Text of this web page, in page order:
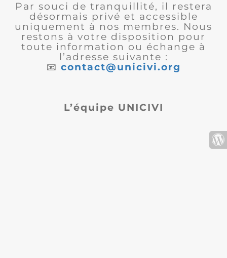
Par souci de tranquillité, il restera
désormais privé et accessible
uniquement à nos membres. Nous
restons à votre disposition pour
toute information ou échange à
l’adresse suivante :
📧 contact@unicivi.org
L’équipe UNICIVI